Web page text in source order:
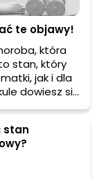
te objawy!
która
stan, który
jak i dla
dowiesz się,
jakie są
o zdrowie w
stan